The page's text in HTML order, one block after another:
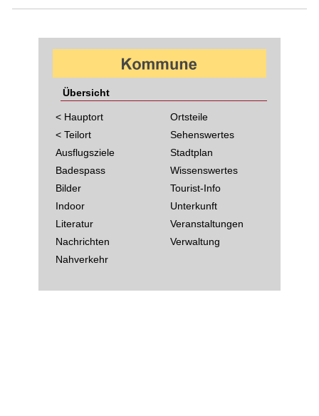
Übersicht
< Hauptort
< Teilort
Ausflugsziele
Badespass
Bilder
Indoor
Literatur
Nachrichten
Nahverkehr
Ortsteile
Sehenswertes
Stadtplan
Wissenswertes
Tourist-Info
Unterkunft
Veranstaltungen
Verwaltung